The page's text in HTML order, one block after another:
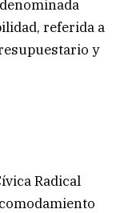
referida a
y
Radical